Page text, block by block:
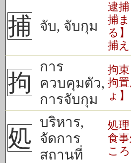
捕 จับ, จับกุม
逮捕
捕
る】
捕
拘
การ
ควบคุมตัว,
การจับกุม
拘束
拘
ょ】
処
บริหาร,
จัดการ
สถานที่
処理
食
ころ